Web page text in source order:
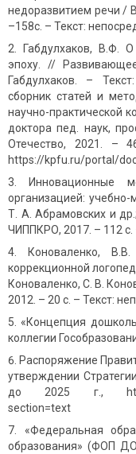
недоразвитием речи /
–158с. – Текст:
Габдулхаков, В.Ф.
эпоху. //
Габдулхаков. –
сборник статей и
научно-практической
доктора пед. наук,
Отечество, 2021. –
https://kpfu.ru/portal/
Инновационные
организацией:
Т. А. Абрамовских и
ЧИППКРО, 2017. – 112 с.
Коноваленко,
коррекционной
Коноваленко, С. В.
2012. – 20 с. – Текст:
«Концепция
коллегии
Распоряжение
утверждении
до 2025 г., https://
section=text
«Федеральная
образования» (ФОП